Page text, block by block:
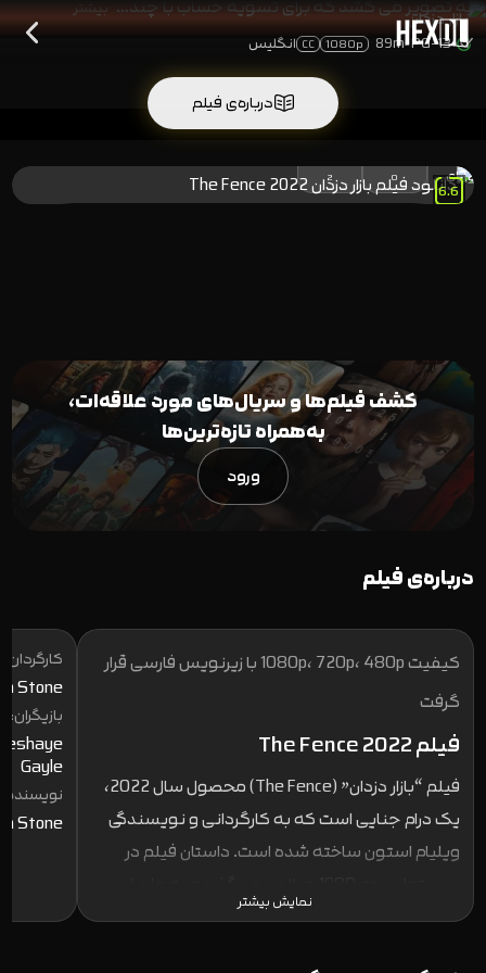
به تصویر می کشد که برای تسویه حساب با چند…بیشتر
PG-13
89m
1080p
CC انگلیس
درباره‌ی فیلم
6.6
رای 0
2
کشف فیلم‌ها و سریال‌های مورد علاقه‌ات،
به‌همراه تازه‌ترین‌ها
ورود
درباره‌ی فیلم
کیفیت 1080p، 720p، 480p با زیرنویس فارسی قرار
گرفت
فیلم The Fence 2022
فیلم “بازار دزدان” (The Fence) محصول سال 2022،
یک درام جنایی است که به کارگردانی و نویسندگی
ویلیام استون ساخته شده است. داستان فیلم در
نوجوانی به نام استیو می‌پردازد که پس از دزدیده
نمایش بیشتر
کارگردان:
Stone
بازیگران:
Gayle
نویسنده:
Stone